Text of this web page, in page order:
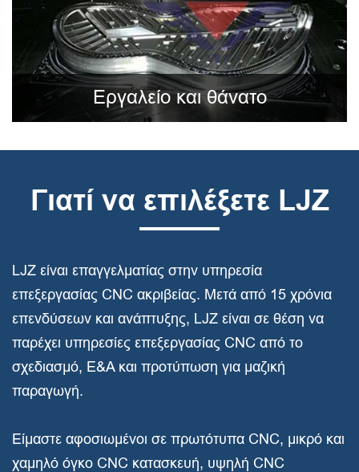
Εργαλείο και θάνατο
Γιατί να επιλέξετε LJZ
LJZ είναι επαγγελματίας στην υπηρεσία
επεξεργασίας CNC ακριβείας. Μετά από 15 χρόνια
επενδύσεων και ανάπτυξης, LJZ είναι σε θέση να
παρέχει υπηρεσίες επεξεργασίας CNC από το
σχεδιασμό, Ε&Α και προτύπωση για μαζική
παραγωγή.
Είμαστε αφοσιωμένοι σε πρωτότυπα CNC, μικρό και
χαμηλό όγκο CNC κατασκευή, υψηλή CNC